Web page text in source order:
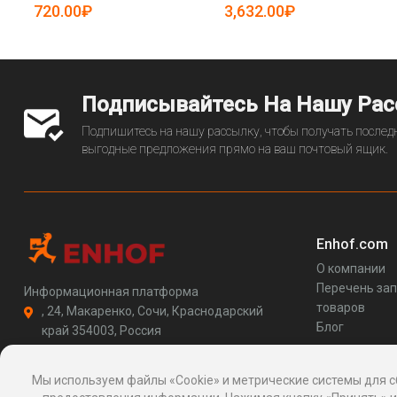
19083730)
720.00₽ 3,632.00₽
Подписывайтесь На Нашу
Подпишитесь на нашу рассылку, чтобы получать
выгодные предложения прямо на ваш почтовый ящик.
Информационная платформа
, 24, Макаренко, Сочи, Краснодарский
край 354003, Россия
http://enhof.com
Enhof.com
О компании
Перечень
товаров
Блог
Мы используем файлы «Cookie» и метрические системы для